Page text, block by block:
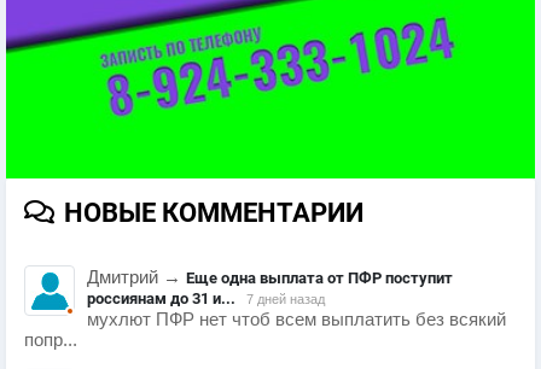
НОВЫЕ КОММЕНТАРИИ
Дмитрий → Еще одна выплата от ПФР поступит
россиянам до 31 и...
7 дней назад
мухлют ПФР нет чтоб всем выплатить без всякий
попр...